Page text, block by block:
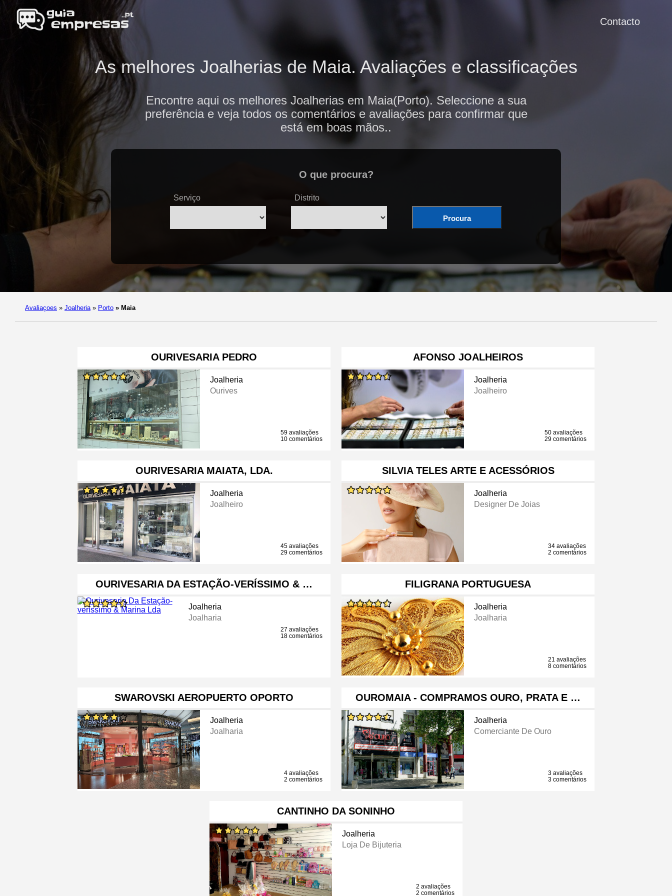
Contacto
As melhores Joalherias de Maia. Avaliações e classificações
Encontre aqui os melhores Joalherias em Maia(Porto). Seleccione a sua
preferência e veja todos os comentários e avaliações para confirmar que
está em boas mãos..
O que procura?
Serviço Distrito
Procura
Avaliaçoes » Joalheria » Porto » Maia
OURIVESARIA PEDRO
Joalheria
Ourives
59 avaliações
10 comentários
AFONSO JOALHEIROS
Joalheria
Joalheiro
50 avaliações
29 comentários
OURIVESARIA MAIATA, LDA.
Joalheria
Joalheiro
45 avaliações
29 comentários
SILVIA TELES ARTE E ACESSÓRIOS
Joalheria
Designer De Joias
34 avaliações
2 comentários
OURIVESARIA DA ESTAÇÃO-VERÍSSIMO & …
Joalheria
Joalharia
27 avaliações
18 comentários
FILIGRANA PORTUGUESA
Joalheria
Joalharia
21 avaliações
8 comentários
SWAROVSKI AEROPUERTO OPORTO
Joalheria
Joalharia
4 avaliações
2 comentários
OUROMAIA - COMPRAMOS OURO, PRATA E …
Joalheria
Comerciante De Ouro
3 avaliações
3 comentários
CANTINHO DA SONINHO
Joalheria
Loja De Bijuteria
2 avaliações
2 comentários